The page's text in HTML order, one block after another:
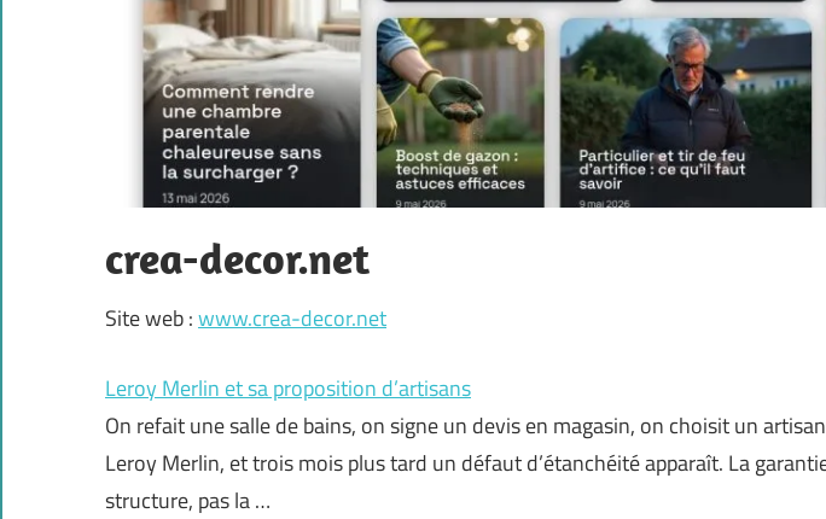
crea-decor.net
Site web :www.crea-decor.net
Leroy Merlin et sa proposition d’artisans
On refait une salle de bains, on signe un devis en magasin, on choisit un
Leroy Merlin, et trois mois plus tard un défaut d’étanchéité apparaît. La
structure, pas la …